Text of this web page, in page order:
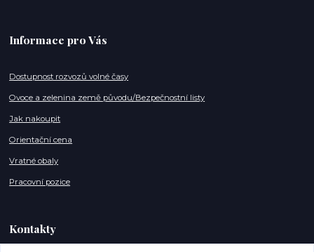
Informace pro Vás
Dostupnost rozvozů volné časy
Ovoce a zelenina země původu/Bezpečnostní listy
Jak nakoupit
Orientační cena
Vratné obaly
Pracovní pozice
Kontakty